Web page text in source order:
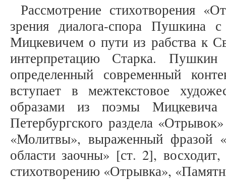
Рассмотрение стихотворения
зрения диалога-спора Пушкина
Мицкевичем о пути из рабства к
интерпретацию Старка. Пушкин
определенный современный
вступает в межтекстовое
образами из поэмы
Петербургского раздела
«Молитвы», выраженный фразой
области заочны» [ст. 2],
стихотворению «Отрывка»,